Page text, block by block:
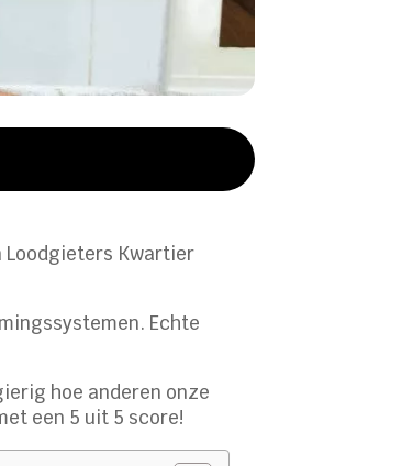
Loodgieters Kwartier
Echte
hoe anderen onze
een 5 uit 5 score!